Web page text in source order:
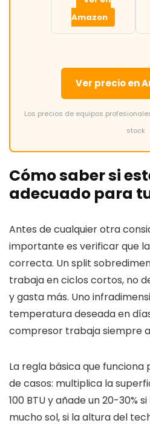
Amazon
Ver precio en
Los precios de equipos
stock
Cómo saber si
adecuado para
Antes de cualquier otra
importante es verificar que
correcta. Un split
trabaja en ciclos cortos, no
y gasta más. Uno
temperatura deseada en
compresor trabaja siempre
La regla básica que
de casos: multiplica la
100 BTU y añade un 20-30%
mucho sol, si la altura del